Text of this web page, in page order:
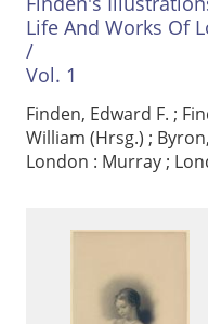
Life And Works Of
/
Vol. 1
Finden, Edward F. ;
William (Hrsg.) ;
London : Murray ;